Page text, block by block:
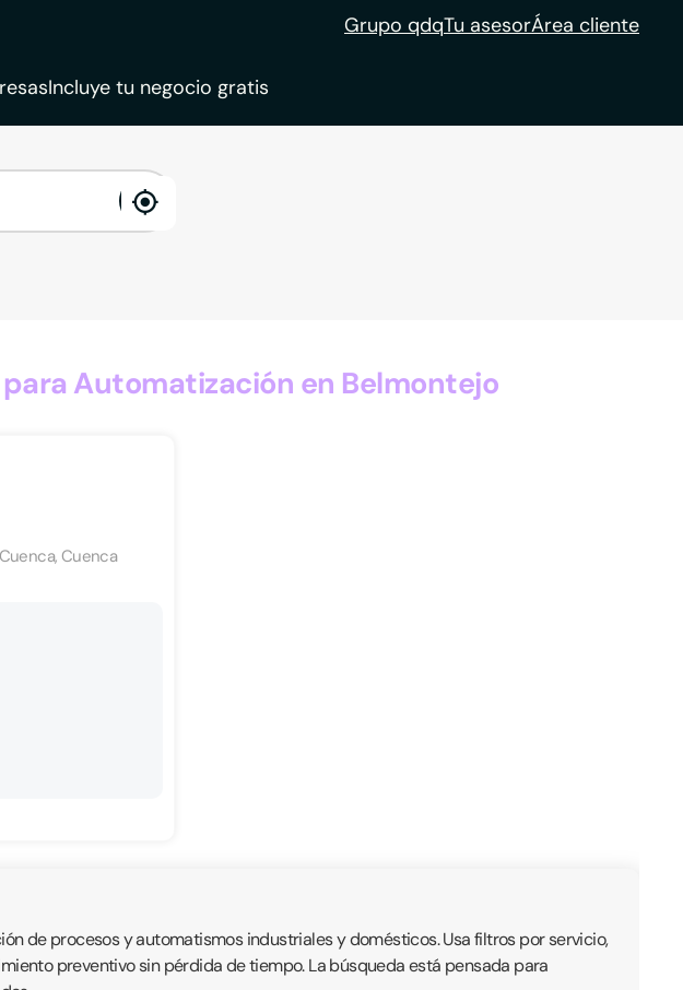
Grupo qdqTu asesorÁrea cliente
Incluye tu negocio gratis
enable
Automatización en Belmontejo
Cuenca
de procesos y automatismos industriales y domésticos. Usa filtros por servicio,
preventivo sin pérdida de tiempo. La búsqueda está pensada para